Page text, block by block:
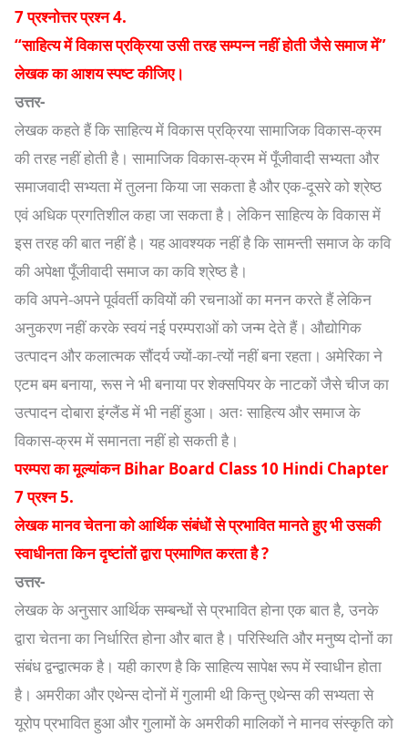
7 प्रश्नोत्तर प्रश्न 4.
“साहित्य में विकास प्रक्रिया उसी तरह सम्पन्न नहीं होती जैसे समाज में”
लेखक का आशय स्पष्ट कीजिए।
उत्तर-
लेखक कहते हैं कि साहित्य में विकास प्रक्रिया सामाजिक विकास-क्रम
की तरह नहीं होती है। सामाजिक विकास-क्रम में पूँजीवादी सभ्यता और
समाजवादी सभ्यता में तुलना किया जा सकता है और एक-दूसरे को श्रेष्ठ
एवं अधिक प्रगतिशील कहा जा सकता है। लेकिन साहित्य के विकास में
इस तरह की बात नहीं है। यह आवश्यक नहीं है कि सामन्ती समाज के कवि
की अपेक्षा पूँजीवादी समाज का कवि श्रेष्ठ है।
कवि अपने-अपने पूर्ववर्ती कवियों की रचनाओं का मनन करते हैं लेकिन
अनुकरण नहीं करके स्वयं नई परम्पराओं को जन्म देते हैं। औद्योगिक
उत्पादन और कलात्मक सौंदर्य ज्यों-का-त्यों नहीं बना रहता। अमेरिका ने
एटम बम बनाया, रूस ने भी बनाया पर शेक्सपियर के नाटकों जैसे चीज का
उत्पादन दोबारा इंग्लैंड में भी नहीं हुआ। अतः साहित्य और समाज के
विकास-क्रम में समानता नहीं हो सकती है।
परम्परा का मूल्यांकन Bihar Board Class 10 Hindi Chapter
7 प्रश्न 5.
लेखक मानव चेतना को आर्थिक संबंधों से प्रभावित मानते हुए भी उसकी
स्वाधीनता किन दृष्टांतों द्वारा प्रमाणित करता है ?
उत्तर-
लेखक के अनुसार आर्थिक सम्बन्धों से प्रभावित होना एक बात है, उनके
द्वारा चेतना का निर्धारित होना और बात है। परिस्थिति और मनुष्य दोनों का
संबंध द्वन्द्वात्मक है। यही कारण है कि साहित्य सापेक्ष रूप में स्वाधीन होता
है। अमरीका और एथेन्स दोनों में गुलामी थी किन्तु एथेन्स की सभ्यता से
यूरोप प्रभावित हुआ और गुलामों के अमरीकी मालिकों ने मानव संस्कृति को